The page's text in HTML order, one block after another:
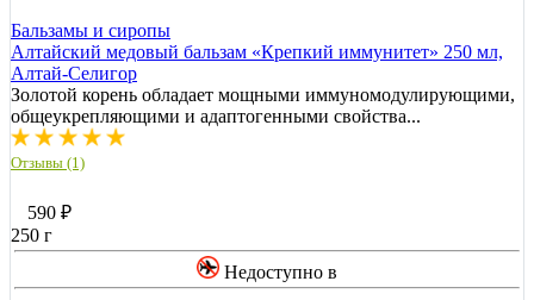
Бальзамы и сиропы
Алтайский медовый бальзам «Крепкий иммунитет» 250 мл,
Алтай-Селигор
Золотой корень обладает мощными иммуномодулирующими,
общеукрепляющими и адаптогенными свойства...
Отзывы (1)
590 ₽
250 г
Недоступно в